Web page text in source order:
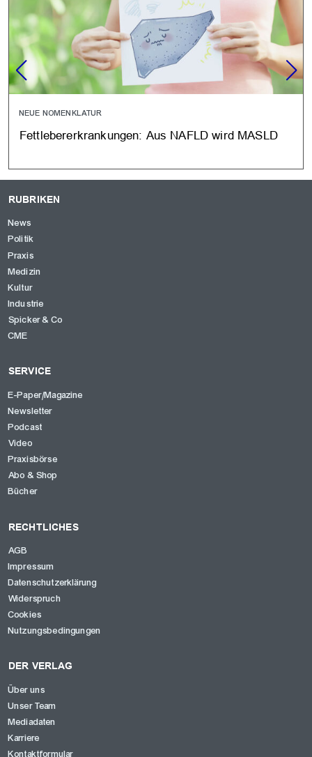
NEUE NOMENKLATUR
Fettlebererkrankungen: Aus NAFLD wird MASLD
RUBRIKEN
News
Politik
Praxis
Medizin
Kultur
Industrie
Spicker & Co
CME
SERVICE
E-Paper/Magazine
Newsletter
Podcast
Video
Praxisbörse
Abo & Shop
Bücher
RECHTLICHES
AGB
Impressum
Datenschutzerklärung
Widerspruch
Cookies
Nutzungsbedingungen
DER VERLAG
Über uns
Unser Team
Mediadaten
Karriere
Kontaktformular